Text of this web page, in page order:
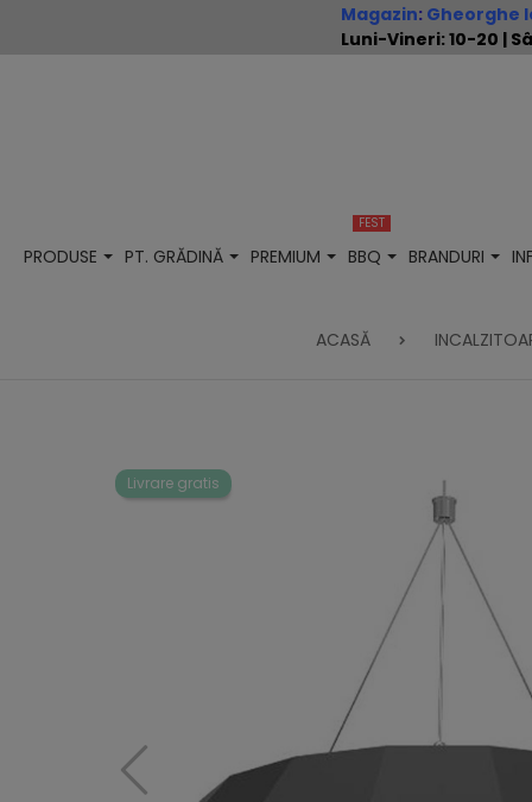
Magazin: Gheorghe
Luni-Vineri: 10-20 |
PRODUSE PT. GRĂDINĂ PREMIUM BBQ
FEST
BRANDURI
ACASĂ
Livrare gratis